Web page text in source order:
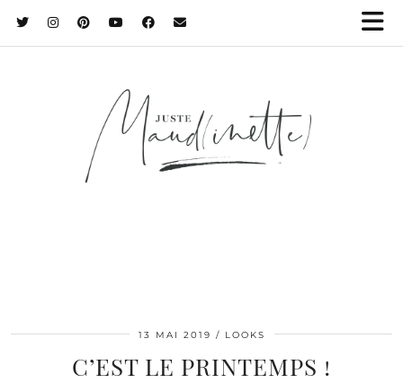
13 MAI 2019 LOOKS
C’EST LE PRINTEMPS !